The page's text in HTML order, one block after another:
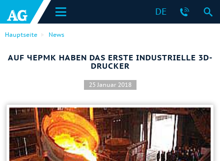
DE
Hauptseite News
AUF ЧЕРМК HABEN DAS ERSTE INDUSTRIELLE 3D-
DRUCKER
25 Januar 2018